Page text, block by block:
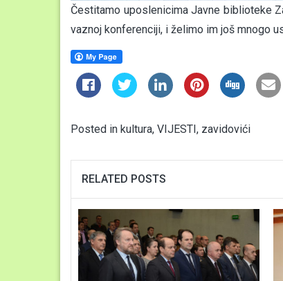
Čestitamo uposlenicima Javne biblioteke
vaznoj konferenciji, i želimo im još mnogo
Posted in kultura, VIJESTI , zavidovići
RELATED POSTS